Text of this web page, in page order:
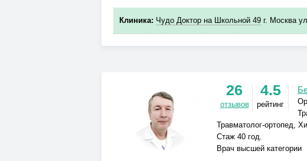
Клиника: Чудо Доктор на Школьной 49 г. Москва
26
отзывов
4.5
рейтинг
Травматолог-ортопед,
Стаж 40 год.
Врач высшей категории